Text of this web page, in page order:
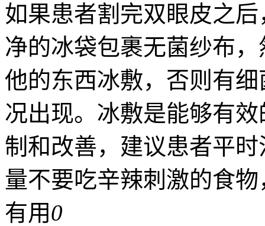
如果患者割完双眼皮之
净的冰袋包裹无菌纱布
他的东西冰敷，否则有
况出现。冰敷是能够有
制和改善，建议患者平
量不要吃辛辣刺激的食
有用0